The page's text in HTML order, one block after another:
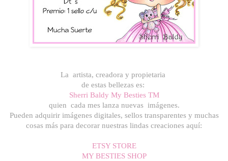
La artista, creadora y propietaria
de estas bellezas es:
Sherri Baldy My Besties TM
quien cada mes lanza nuevas imágenes.
Pueden adquirir imágenes digitales, sellos transparentes y muchas
cosas más para decorar nuestras lindas creaciones aquí:
ETSY STORE
MY BESTIES SHOP